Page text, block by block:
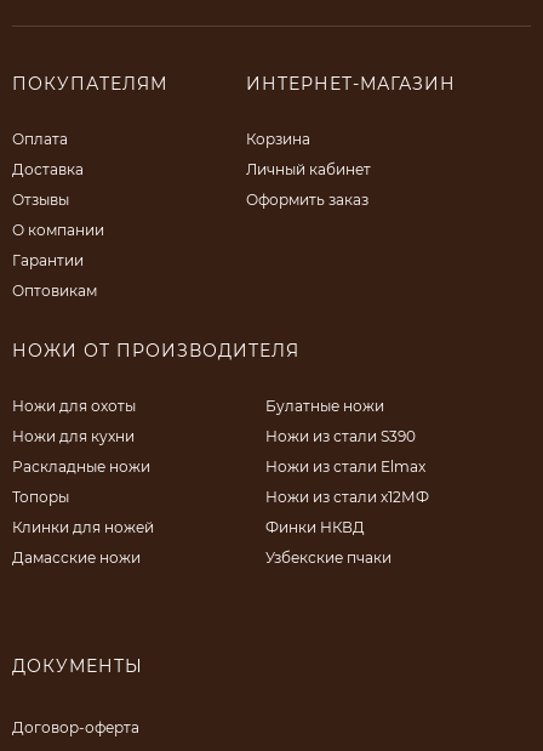
ПОКУПАТЕЛЯМ
Оплата
Доставка
Отзывы
О компании
Гарантии
Оптовикам
ИНТЕРНЕТ-МАГАЗИН
Корзина
Личный кабинет
Оформить заказ
НОЖИ ОТ ПРОИЗВОДИТЕЛЯ
Ножи для охоты
Ножи для кухни
Раскладные ножи
Топоры
Клинки для ножей
Дамасские ножи
Булатные ножи
Ножи из стали S390
Ножи из стали Elmax
Ножи из стали х12МФ
Финки НКВД
Узбекские пчаки
ДОКУМЕНТЫ
Договор-оферта